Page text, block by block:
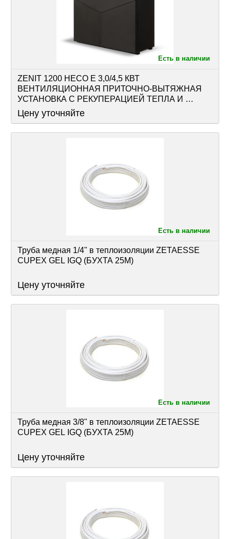
Есть в наличии
ZENIT 1200 HECO E 3,0/4,5 КВТ
ВЕНТИЛЯЦИОННАЯ ПРИТОЧНО-ВЫТЯЖНАЯ
УСТАНОВКА С РЕКУПЕРАЦИЕЙ ТЕПЛА И
ВЛАГИ ОСНАЩЕНА РЕКУПЕРАТОРОМ И
АВТОМАТИКОЙ
Цену уточняйте
Есть в наличии
Труба медная 1/4" в теплоизоляции ZETAESSE
CUPEX GEL IGQ (БУХТА 25М)
Цену уточняйте
Есть в наличии
Труба медная 3/8" в теплоизоляции ZETAESSE
CUPEX GEL IGQ (БУХТА 25М)
Цену уточняйте